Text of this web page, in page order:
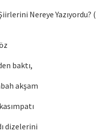
Nereye Yazıyordu?
baktı,
akşam
dizelerini